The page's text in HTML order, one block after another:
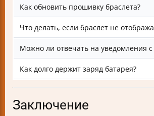
Как обновить прошивку браслета?
Что делать, если браслет не
Можно ли отвечать на уведомления с
Как долго держит заряд батарея?
Заключение